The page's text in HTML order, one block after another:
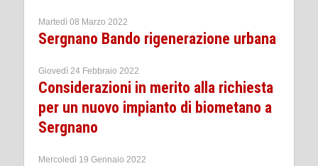
Martedì 08 Marzo 2022
Sergnano Bando rigenerazione urbana
Giovedì 24 Febbraio 2022
Considerazioni in merito alla richiesta
per un nuovo impianto di biometano a
Sergnano
Mercoledì 19 Gennaio 2022